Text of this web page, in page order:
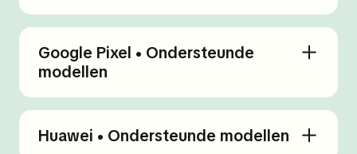
Google Pixel • Ondersteunde
modellen
Huawei • Ondersteunde modellen